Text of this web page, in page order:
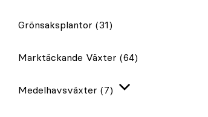
Grönsaksplantor (31)
Marktäckande Växter (64)
Medelhavsväxter (7)